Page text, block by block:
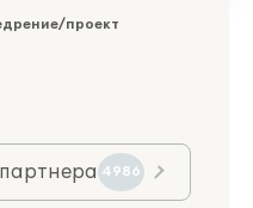
проект
4986